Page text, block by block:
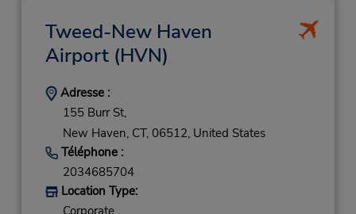
Tweed-New Haven
Airport(HVN)
Adresse :
155 Burr St,
New Haven, CT, 06512, United States
Téléphone :
2034685704
Location Type: